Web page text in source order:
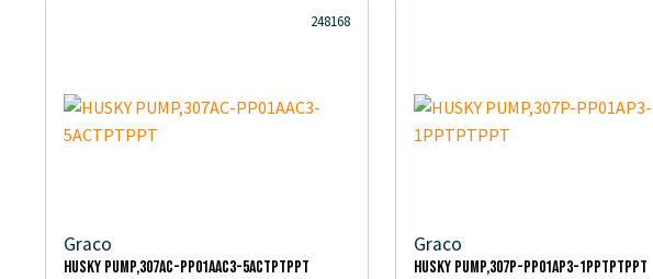
248168
Graco
HUSKY PUMP,307AC-PP01AAC3-5ACTPTPPT
Graco
HUSKY PUMP,307P-PP01AP3-1PPTPTPPT